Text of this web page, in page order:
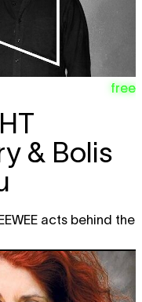
free
& Bolis
acts behind the